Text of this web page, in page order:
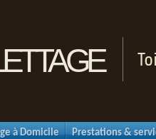
à Domicile Prestations &